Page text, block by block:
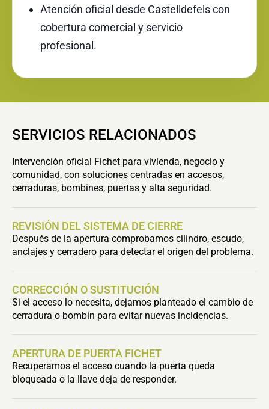
Atención oficial desde Castelldefels con
cobertura comercial y servicio
profesional.
SERVICIOS RELACIONADOS
Intervención oficial Fichet para vivienda, negocio y
comunidad, con soluciones centradas en accesos,
cerraduras, bombines, puertas y alta seguridad.
REVISIÓN DEL SISTEMA DE CIERRE
Después de la apertura comprobamos cilindro, escudo,
anclajes y cerradero para detectar el origen del problema.
CORRECCIÓN O SUSTITUCIÓN
Si el acceso lo necesita, dejamos planteado el cambio de
cerradura o bombín para evitar nuevas incidencias.
APERTURA DE PUERTA FICHET
Recuperamos el acceso cuando la puerta queda
bloqueada o la llave deja de responder.